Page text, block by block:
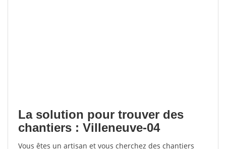
La solution pour trouver des
chantiers : Villeneuve-04
Vous êtes un artisan et vous cherchez des chantiers